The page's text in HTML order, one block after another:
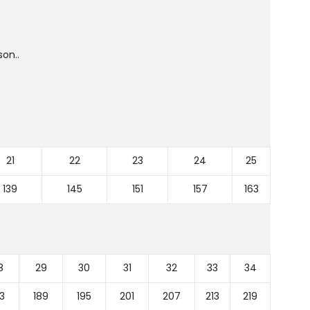
21 22 23 24 25
139 145 151 157 163
29 30 31 32 33 34
189 195 201 207 213 219